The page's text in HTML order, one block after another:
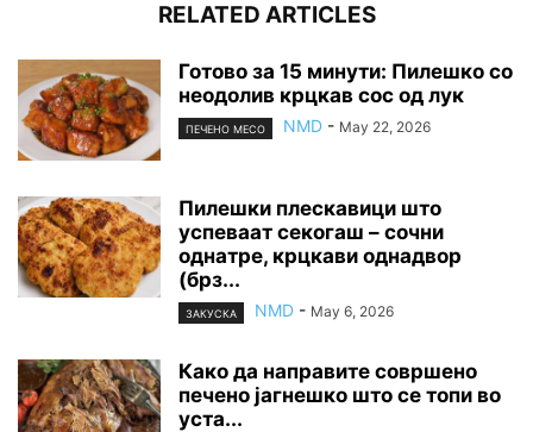
RELATED ARTICLES
Готово за 15 минути: Пилешко со
неодолив крцкав сос од лук
ПЕЧЕНО МЕСО NMD - May 22, 2026
Пилешки плескавици што
успеваат секогаш – сочни
однатре, крцкави однадвор
(брз...
ЗАКУСКА NMD - May 6, 2026
Како да направите совршено
печено јагнешко што се топи во
уста...